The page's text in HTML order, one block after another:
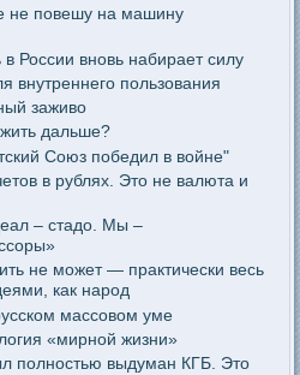
не повешу на машину
в России вновь набирает силу
внутреннего пользования
заживо
дальше?
Союз победил в войне"
в рублях. Это не валюта и
– стадо. Мы –
не может — практически весь
как народ
массовом уме
«мирной жизни»
полностью выдуман КГБ. Это